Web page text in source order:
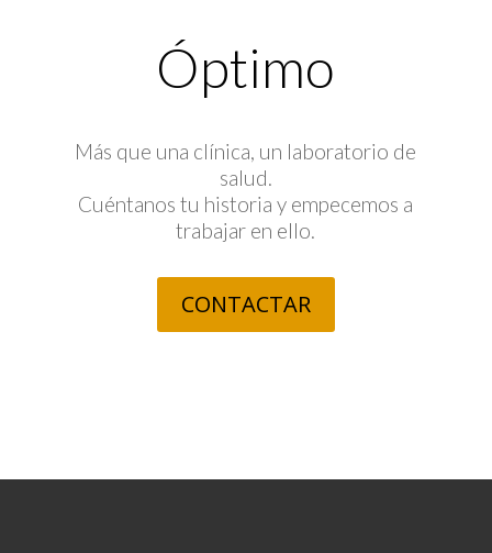
Óptimo
Más que una clínica, un laboratorio de
salud.
Cuéntanos tu historia y empecemos a
trabajar en ello.
CONTACTAR